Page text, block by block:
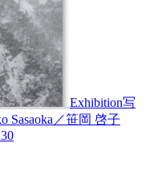
Exhibition写
Sasaoka／笹岡 啓子